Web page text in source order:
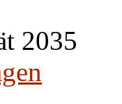
2035